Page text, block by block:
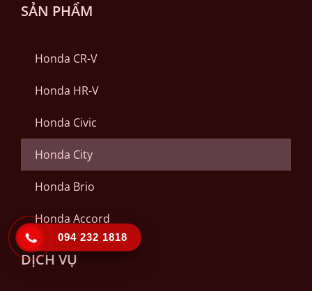
SẢN PHẨM
Honda CR-V
Honda HR-V
Honda Civic
Honda City
Honda Brio
Honda Accord
DỊCH VỤ
094 232 1818